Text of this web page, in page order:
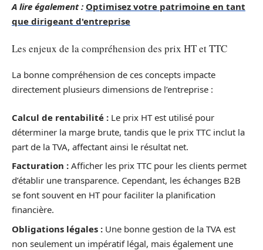
A lire également : Optimisez votre patrimoine en tant
que dirigeant d'entreprise
Les enjeux de la compréhension des prix HT et TTC
La bonne compréhension de ces concepts impacte
directement plusieurs dimensions de l’entreprise :
Calcul de rentabilité : Le prix HT est utilisé pour
déterminer la marge brute, tandis que le prix TTC inclut la
part de la TVA, affectant ainsi le résultat net.
Facturation : Afficher les prix TTC pour les clients permet
d’établir une transparence. Cependant, les échanges B2B
se font souvent en HT pour faciliter la planification
financière.
Obligations légales : Une bonne gestion de la TVA est
non seulement un impératif légal, mais également une